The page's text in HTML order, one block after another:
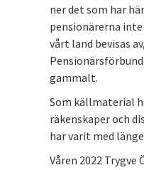
ner det som har
pensionärerna
vårt land bevisas
gammalt.
Som källmaterial
räkenskaper och
har varit med
Våren 2022